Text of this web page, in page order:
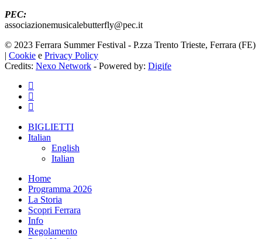
PEC:
associazionemusicalebutterfly@pec.it
© 2023 Ferrara Summer Festival - P.zza Trento Trieste, Ferrara (FE)
| Cookie e Privacy Policy
Credits: Nexo Network - Powered by: Digife
facebook
youtube
instagram
Close
Menu
BIGLIETTI
Italian
English
Italian
Home
Programma 2026
La Storia
Scopri Ferrara
Info
Regolamento